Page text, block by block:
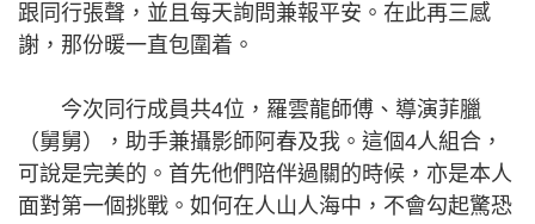
跟同行張聲，並且每天詢問兼報平安。在此再三感
謝，那份暖一直包圍着。
今次同行成員共4位，羅雲龍師傅、導演菲臘
（舅舅），助手兼攝影師阿春及我。這個4人組合，
可說是完美的。首先他們陪伴過關的時候，亦是本人
面對第一個挑戰。如何在人山人海中，不會勾起驚恐